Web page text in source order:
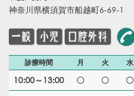
神奈川県横須賀市船越町6-69-1
診療時間 月 火 水
10:00～13:00